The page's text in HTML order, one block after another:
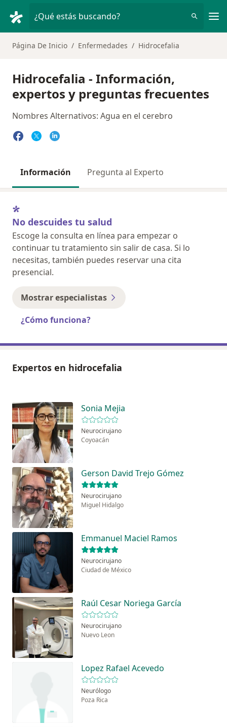
¿Qué estás buscando?
Página De Inicio Enfermedades Hidrocefalia
Hidrocefalia - Información,
expertos y preguntas frecuentes
Nombres Alternativos: Agua en el cerebro
Información Pregunta al Experto
No descuides tu salud
Escoge la consulta en línea para empezar o
continuar tu tratamiento sin salir de casa. Si lo
necesitas, también puedes reservar una cita
presencial.
Mostrar especialistas
¿Cómo funciona?
Expertos en hidrocefalia
Sonia Mejia
Neurocirujano
Coyoacán
Gerson David Trejo Gómez
Neurocirujano
Miguel Hidalgo
Emmanuel Maciel Ramos
Neurocirujano
Ciudad de México
Raúl Cesar Noriega García
Neurocirujano
Nuevo Leon
Lopez Rafael Acevedo
Neurólogo
Poza Rica